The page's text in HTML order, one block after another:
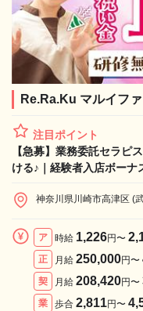
Re.Ra.Ku マルイフ
注目ポイント
【急募】業務委託セラピ
ける♪｜経験者入店ボー
神奈川県川崎市高津区 (
ア 時給 1,226円〜
正
月給 250,000円〜
契
月給 208,420円〜
業
歩合 2,811円〜